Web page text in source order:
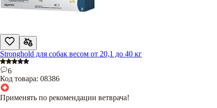
Stronghold для собак весом от 20,1 до 40 кг
6
Код товара: 08386
Применять по рекомендации ветврача!